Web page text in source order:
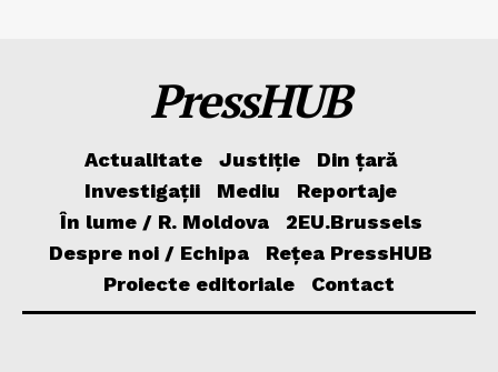
PressHUB
Actualitate Justiție
Din țară
Investigații
Mediu
Reportaje
În lume / R. Moldova
2EU.Brussels
Despre noi / Echipa
Rețea PressHUB
Proiecte editoriale
Contact